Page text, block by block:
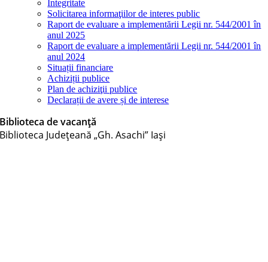
Integritate
Solicitarea informaţiilor de interes public
Raport de evaluare a implementării Legii nr. 544/2001 în
anul 2025
Raport de evaluare a implementării Legii nr. 544/2001 în
anul 2024
Situații financiare
Achiziții publice
Plan de achiziţii publice
Declarații de avere și de interese
Biblioteca de vacanță
Biblioteca Judeţeană „Gh. Asachi” Iaşi